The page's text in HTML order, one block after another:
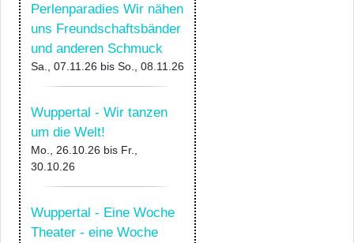
Perlenparadies Wir nähen
uns Freundschaftsbänder
und anderen Schmuck
Sa., 07.11.26 bis So., 08.11.26
Wuppertal - Wir tanzen
um die Welt!
Mo., 26.10.26 bis Fr.,
30.10.26
Wuppertal - Eine Woche
Theater - eine Woche